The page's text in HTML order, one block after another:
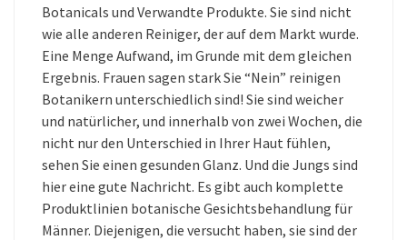
Botanicals und Verwandte Produkte. Sie sind nicht
wie alle anderen Reiniger, der auf dem Markt wurde.
Eine Menge Aufwand, im Grunde mit dem gleichen
Ergebnis. Frauen sagen stark Sie “Nein” reinigen
Botanikern unterschiedlich sind! Sie sind weicher
und natürlicher, und innerhalb von zwei Wochen, die
nicht nur den Unterschied in Ihrer Haut fühlen,
sehen Sie einen gesunden Glanz. Und die Jungs sind
hier eine gute Nachricht. Es gibt auch komplette
Produktlinien botanische Gesichtsbehandlung für
Männer. Diejenigen, die versucht haben, sie sind der